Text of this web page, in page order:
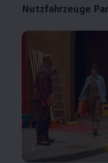
Nutzfahrzeuge
1